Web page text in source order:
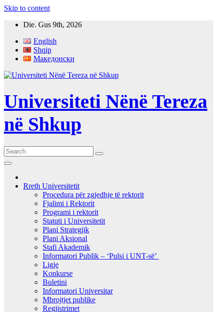
Skip to content
Die. Gus 9th, 2026
English
Shqip
Македонски
Universiteti Nënë Tereza
në Shkup
Rreth Universitetit
Procedura për zgjedhje të rektorit
Fjalimi i Rektorit
Programi i rektorit
Statuti i Universitetit
Plani Strategjik
Plani Aksional
Stafi Akademik
Informatori Publik – ‘Pulsi i UNT-së’
Ligje
Konkurse
Buletini
Informatori Universitar
Mbrojtjet publike
Regjistrimet